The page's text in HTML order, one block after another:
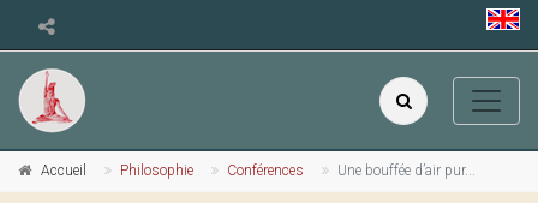
Accueil Philosophie Conférences Une bouffée d’air pur...